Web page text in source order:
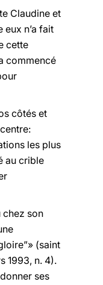
Claudine et
n’a fait
cette
commencé
côtés et
les plus
au crible
chez son
(saint
1993, n. 4).
ses